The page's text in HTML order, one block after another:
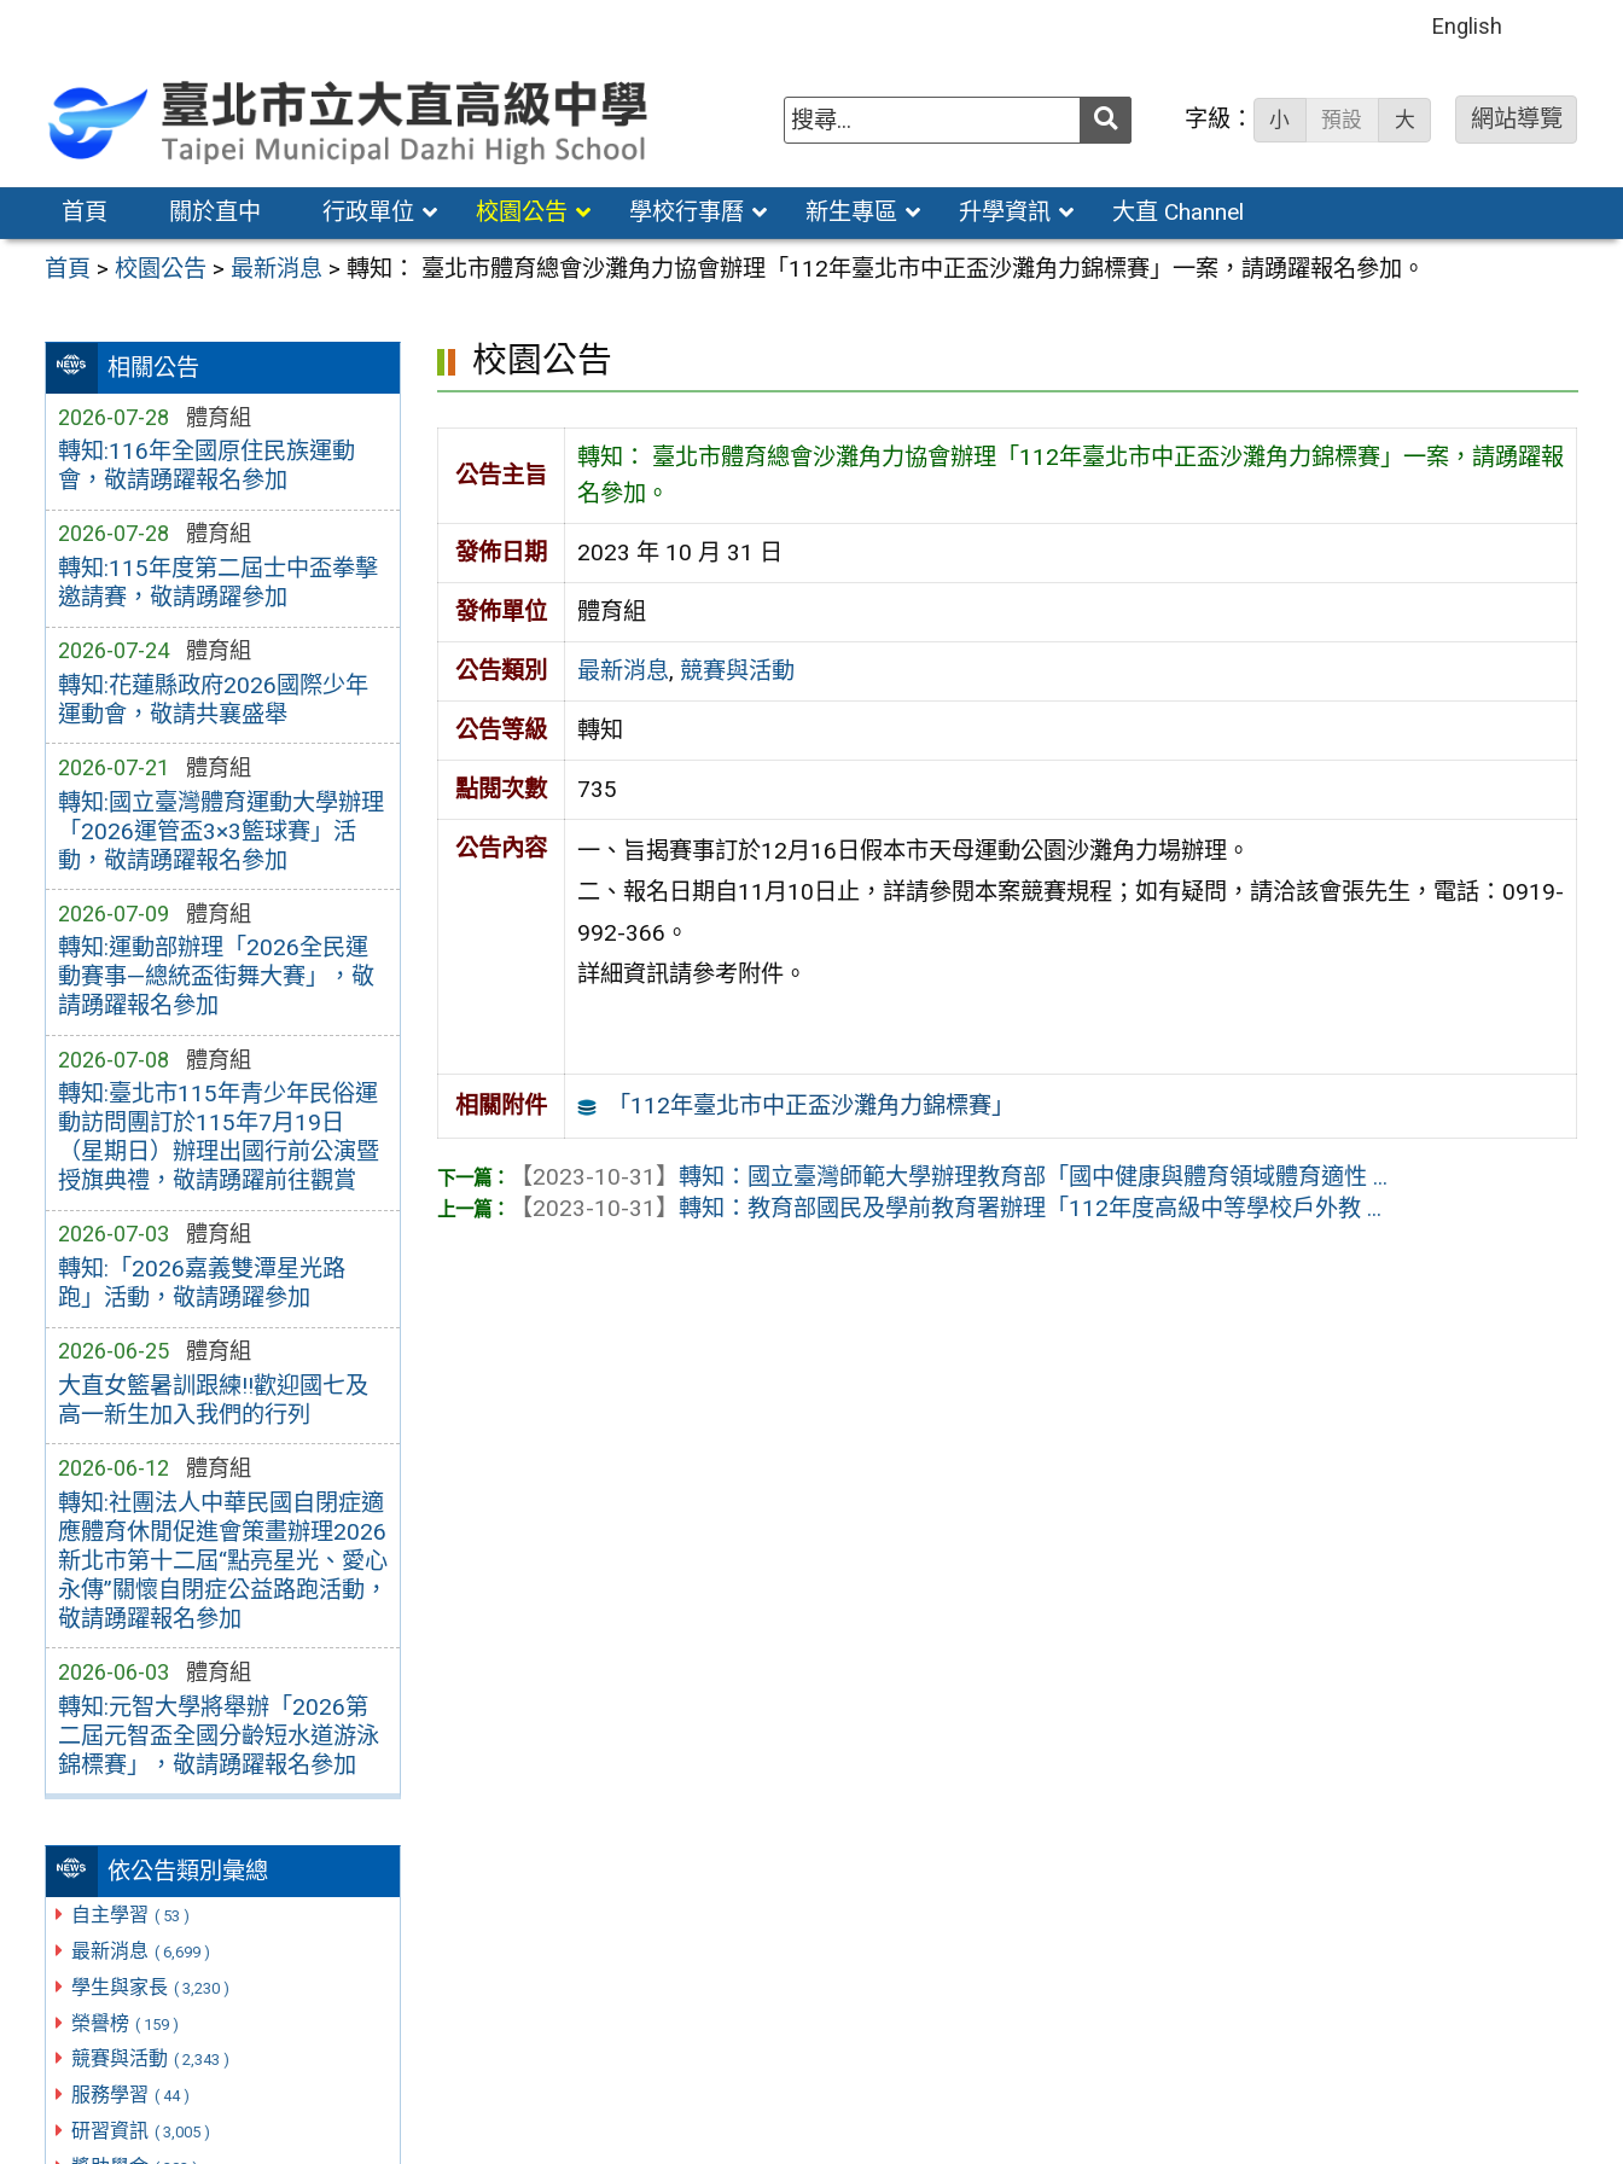
區
English
送出 字級： 小 預設 大 網站導覽
首頁 關於直中 行政單位 校園公告 學校行事曆 新生專區 升學資訊 大直 Channel
首頁 >校園公告 > 最新消息 >轉知： 臺北市體育總會沙灘角力協會辦理「112年臺北市中正盃沙灘角力錦標賽」一案，請踴躍報名參加。
相關公告
2026-07-28 體育組
轉知:116年全國原住民族運動
會，敬請踴躍報名參加
2026-07-28 體育組
轉知:115年度第二屆士中盃拳擊
邀請賽，敬請踴躍參加
2026-07-24 體育組
轉知:花蓮縣政府2026國際少年
運動會，敬請共襄盛舉
2026-07-21 體育組
轉知:國立臺灣體育運動大學辦理
「2026運管盃3×3籃球賽」活
動，敬請踴躍報名參加
2026-07-09 體育組
轉知:運動部辦理「2026全民運
動賽事—總統盃街舞大賽」，敬
請踴躍報名參加
2026-07-08 體育組
轉知:臺北市115年青少年民俗運
動訪問團訂於115年7月19日
（星期日）辦理出國行前公演暨
授旗典禮，敬請踴躍前往觀賞
2026-07-03 體育組
轉知:「2026嘉義雙潭星光路
跑」活動，敬請踴躍參加
2026-06-25 體育組
大直女籃暑訓跟練!!歡迎國七及
高一新生加入我們的行列
2026-06-12 體育組
轉知:社團法人中華民國自閉症適
應體育休閒促進會策畫辦理2026
新北市第十二屆“點亮星光、愛心
永傳”關懷自閉症公益路跑活動，
敬請踴躍報名參加
2026-06-03 體育組
轉知:元智大學將舉辦「2026第
二屆元智盃全國分齡短水道游泳
錦標賽」，敬請踴躍報名參加
依公告類別彙總
自主學習 ( 53 )
最新消息 ( 6,699 )
學生與家長 ( 3,230 )
榮譽榜 ( 159 )
競賽與活動 ( 2,343 )
服務學習 ( 44 )
研習資訊 ( 3,005 )
校園公告
公告主旨
轉知： 臺北市體育總會沙灘角力協會辦理「112年臺北市中正盃沙灘角力錦標賽」一案，請踴躍報
名參加。
發佈日期 2023 年 10 月 31 日
發佈單位 體育組
公告類別 最新消息, 競賽與活動
公告等級 轉知
點閱次數 735
公告內容
一、旨揭賽事訂於12月16日假本市天母運動公園沙灘角力場辦理。
二、報名日期自11月10日止，詳請參閱本案競賽規程；如有疑問，請洽該會張先生，電話：0919-
992-366。
詳細資訊請參考附件。
相關附件 「112年臺北市中正盃沙灘角力錦標賽」
【2023-10-31】轉知：國立臺灣師範大學辦理教育部「國中健康與體育領域體育適性 ...
【2023-10-31】轉知：教育部國民及學前教育署辦理「112年度高級中等學校戶外教 ...